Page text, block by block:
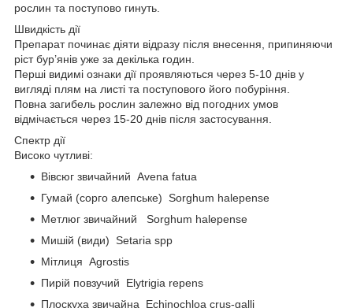
рослин та поступово гинуть.
Швидкість дії
Препарат починає діяти відразу після внесення, припиняючи
ріст бур’янів уже за декілька годин.
Перші видимі ознаки дії проявляються через 5-10 днів у
вигляді плям на листі та поступового його побуріння.
Повна загибель рослин залежно від погодних умов
відмічається через 15-20 днів після застосування.
Спектр дії
Високо чутливі:
Вівсюг звичайний Avena fatua
Гумай (сорго алепське) Sorghum halepense
Метлюг звичайний Sorghum halepense
Мишій (види) Setaria spp
Мітлиця Agrostis
Пирій повзучий Elytrigia repens
Плоскуха звичайна Echinochloa crus-galli